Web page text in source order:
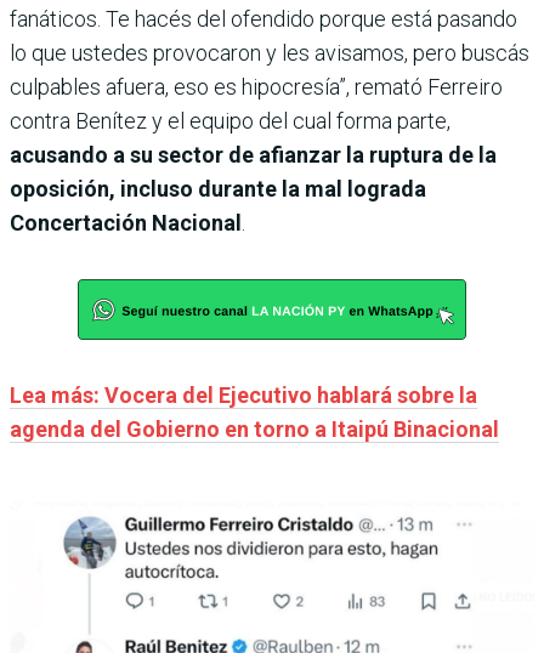
fanáticos. Te hacés del ofendido porque está pasando
lo que ustedes provocaron y les avisamos, pero buscás
culpables afuera, eso es hipocresía”, remató Ferreiro
contra Benítez y el equipo del cual forma parte,
acusando a su sector de afianzar la ruptura de la
oposición, incluso durante la mal lograda
Concertación Nacional .
Lea más: Vocera del Ejecutivo hablará sobre la
agenda del Gobierno en torno a Itaipú Binacional